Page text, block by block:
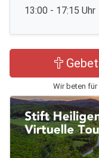
13:00 - 17:15 Uhr
Wir beten